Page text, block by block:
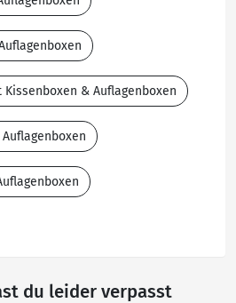
& Auflagenboxen
du leider verpasst